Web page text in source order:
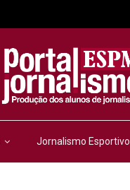
Jornalismo Esportivo